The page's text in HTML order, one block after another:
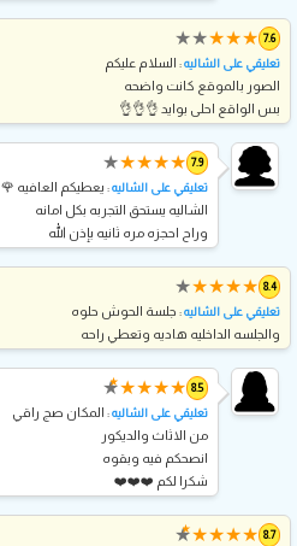
7.6
★
★
★
★
★
تعليقي على الشاليه: السلام عليكم
الصور بالموقع كانت واضحه
بس الواقع احلى بوايد 👌👌👌
7.9
★
★
★
★
★
تعليقي على الشاليه: يعطيكم العافيه 🌹
الشاليه يستحق التجربه بكل امانه
وراح احجزه مره ثانيه بإذن الله
8.4
★
★
★
★
★
تعليقي على الشاليه: جلسة الحوش حلوه
والجلسه الداخليه هاديه وتعطي راحه
8.5
★
★
★
★
★
★
تعليقي على الشاليه: المكان صج راقي
من الاثاث والديكور
انصحكم فيه وبقوه
شكرا لكم ❤️❤️❤️
8.7
★
★
★
★
★
★